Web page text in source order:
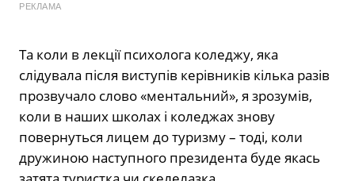
РЕКЛАМА
Та коли в лекції психолога коледжу, яка
слідувала після виступів керівників кілька разів
прозвучало слово «ментальний», я зрозумів,
коли в наших школах і коледжах знову
повернуться лицем до туризму – тоді, коли
дружиною наступного президента буде якась